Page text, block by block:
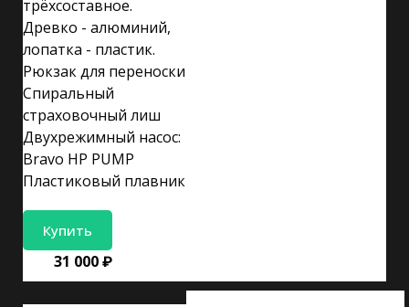
трёхсоставное.
Древко - алюминий,
лопатка - пластик.
Рюкзак для переноски
Спиральный
страховочный лиш
Двухрежимный насос:
Bravo HP PUMP
Пластиковый плавник
Купить
31 000 ₽